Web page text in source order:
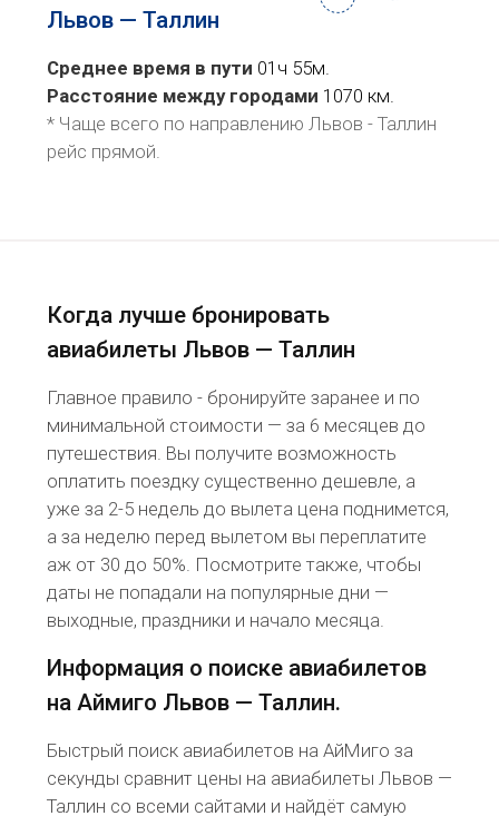
Львов — Таллин
Среднее время в пути 01ч 55м.
Расстояние между городами 1070 км.
* Чаще всего по направлению Львов - Таллин
рейс прямой.
Когда лучше бронировать
авиабилеты Львов — Таллин
Главное правило - бронируйте заранее и по
минимальной стоимости — за 6 месяцев до
путешествия. Вы получите возможность
оплатить поездку существенно дешевле, а
уже за 2-5 недель до вылета цена поднимется,
а за неделю перед вылетом вы переплатите
аж от 30 до 50%. Посмотрите также, чтобы
даты не попадали на популярные дни —
выходные, праздники и начало месяца.
Информация о поиске авиабилетов
на Аймиго Львов — Таллин.
Быстрый поиск авиабилетов на АйМиго за
секунды сравнит цены на авиабилеты Львов —
Таллин со всеми сайтами и найдёт самую